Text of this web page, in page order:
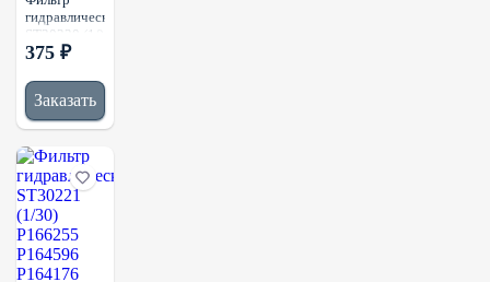
гидравлический
ST30220 (1/)
P165006
11707525
3I0647
938335Q
375 ₽
Заказать